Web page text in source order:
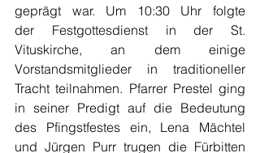
geprägt war. Um 10:30 Uhr folgte
der Festgottesdienst in der St.
Vituskirche, an dem einige
Vorstandsmitglieder in traditioneller
Tracht teilnahmen. Pfarrer Prestel ging
in seiner Predigt auf die Bedeutung
des Pfingstfestes ein, Lena Mächtel
und Jürgen Purr trugen die Fürbitten